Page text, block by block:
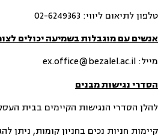
טלפון לתיאום ליווי: 02-6249363
אנשים עם מוגבלות בשמיעה יכולים
מייל: ex.office@bezalel.ac.il
הסדרי נגישות מבנים
להלן הסדרי הנגישות הקיימים בבית